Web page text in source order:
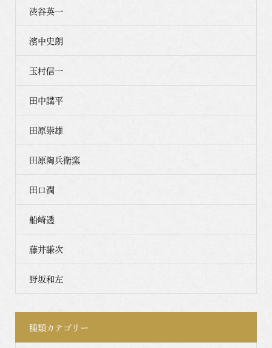
渋谷英一
濱中史朗
玉村信一
田中講平
田原崇雄
田原陶兵衛窯
田口潤
船崎透
藤井謙次
野坂和左
種類カテゴリー